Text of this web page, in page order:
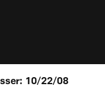
10/22/08